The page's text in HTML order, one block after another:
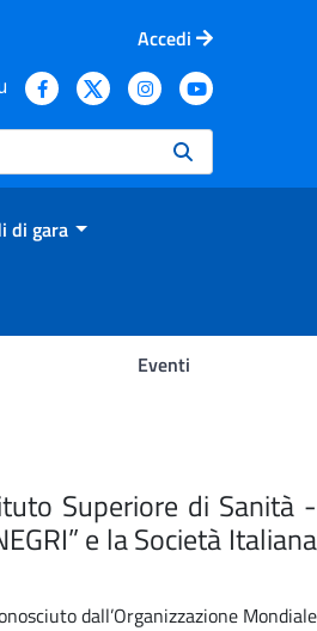
Accedi
di gara
Eventi
Superiore di Sanità -
e la Società Italiana
dall’Organizzazione Mondiale